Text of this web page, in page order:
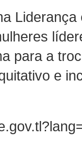
para a
e